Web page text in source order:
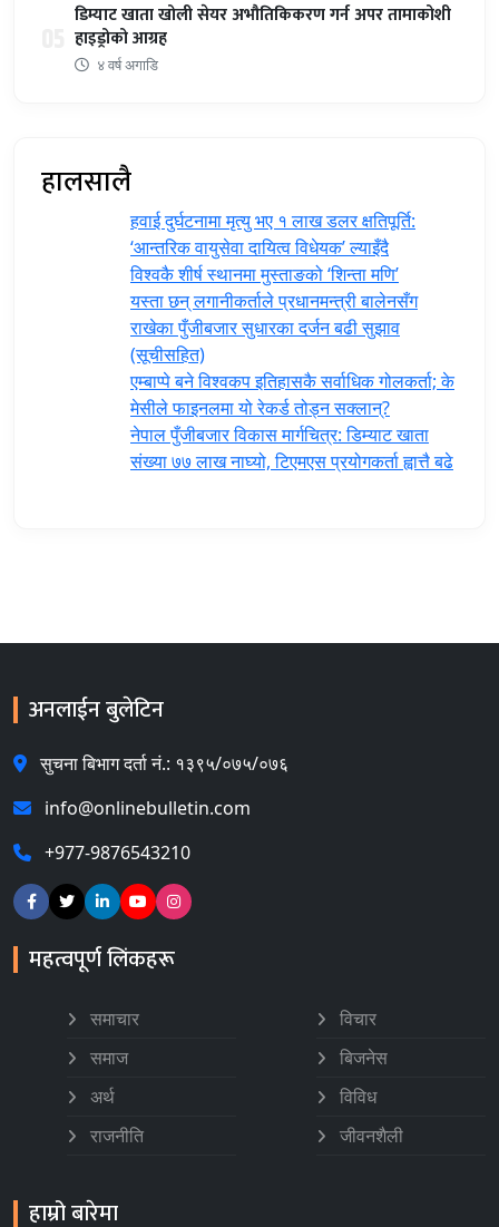
डिम्याट खाता खोली सेयर अभौतिकिकरण गर्न अपर तामाकोशी
हाइड्रोको आग्रह
४ वर्ष अगाडि
हालसालै
हवाई दुर्घटनामा मृत्यु भए १ लाख डलर क्षतिपूर्ति:
‘आन्तरिक वायुसेवा दायित्व विधेयक’ ल्याइँदै
विश्वकै शीर्ष स्थानमा मुस्ताङको ‘शिन्ता मणि’
यस्ता छन् लगानीकर्ताले प्रधानमन्त्री ‍बालेनसँग
राखेका पुँजीबजार सुधारका दर्जन बढी सुझाव
(सूचीसहित)
एम्बाप्पे बने विश्वकप इतिहासकै सर्वाधिक गोलकर्ता; के
मेसीले फाइनलमा यो रेकर्ड तोड्न सक्लान्?
नेपाल पुँजीबजार विकास मार्गचित्र: डिम्याट खाता
संख्या ७७ लाख नाघ्यो, टिएमएस प्रयोगकर्ता ह्वात्तै बढे
अनलाईन बुलेटिन
सुचना बिभाग दर्ता नं.: १३९५/०७५/०७६
info@onlinebulletin.com
+977-9876543210
महत्वपूर्ण लिंकहरू
समाचार
समाज
अर्थ
राजनीति
विचार
बिजनेस
विविध
जीवनशैली
हाम्रो बारेमा